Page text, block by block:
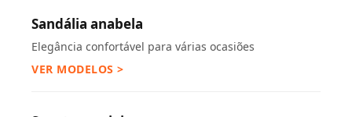
Sandália anabela
Elegância confortável para várias ocasiões
VER MODELOS >